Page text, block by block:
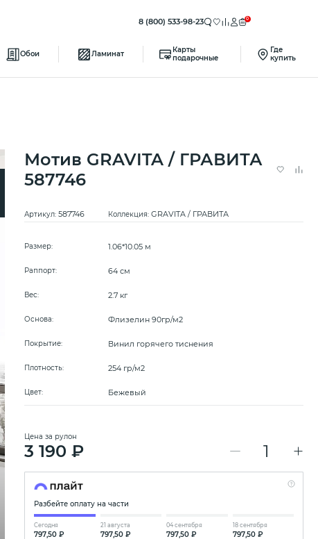
8 (800) 533-98-23 0
Обои Ламинат
Карты
подарочные
Где
купить
Мотив GRAVITA / ГРАВИТА
587746
Артикул:587746 Коллекция:GRAVITA / ГРАВИТА
Размер: 1.06*10.05 м
Раппорт: 64 см
Вес: 2.7 кг
Основа: Флизелин 90гр/м2
Покрытие: Винил горячего тиснения
Плотность: 254 гр/м2
Цвет: Бежевый
Цена за рулон
3 190 ₽
Разбейте оплату на части
Сегодня
797,50 ₽
21 августа
797,50 ₽
04 сентября
797,50 ₽
18 сентября
797,50 ₽